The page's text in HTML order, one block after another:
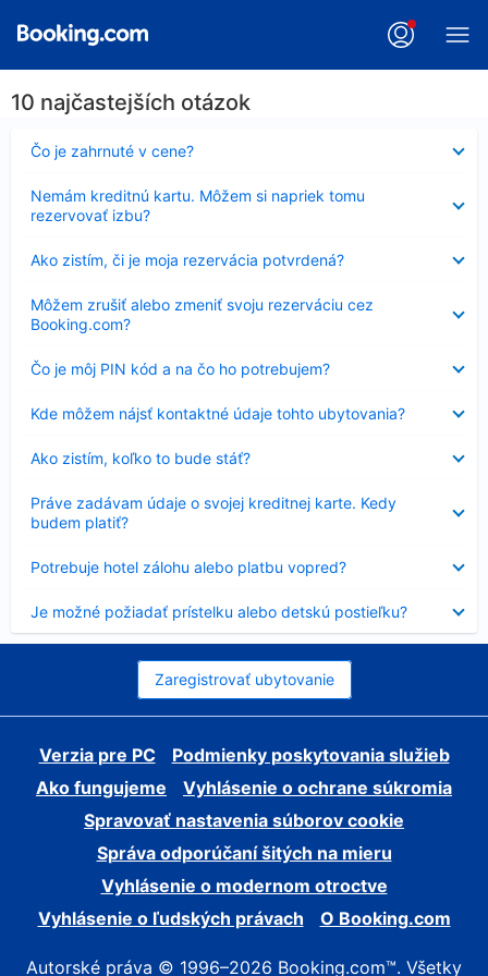
10 najčastejších otázok
Čo je zahrnuté v cene?
Nezobrazuje
sa
Nemám kreditnú kartu. Môžem si napriek tomu
rezervovať izbu?
sa
Ako zistím, či je moja rezervácia potvrdená?
sa
Môžem zrušiť alebo zmeniť svoju rezerváciu cez
Booking.com?
sa
Čo je môj PIN kód a na čo ho potrebujem?
Nezobrazuje
sa
Kde môžem nájsť kontaktné údaje tohto ubytovania?
sa
Ako zistím, koľko to bude stáť?
sa
Práve zadávam údaje o svojej kreditnej karte. Kedy
budem platiť?
sa
Potrebuje hotel zálohu alebo platbu vopred?
sa
Je možné požiadať prístelku alebo detskú postieľku?
sa
Zaregistrovať ubytovanie
Verzia pre PC
Podmienky poskytovania služieb
Ako fungujeme
Vyhlásenie o ochrane súkromia
Spravovať nastavenia súborov cookie
Správa odporúčaní šitých na mieru
Vyhlásenie o modernom otroctve
Vyhlásenie o ľudských právach
O Booking.com
Autorské práva © 1996–2026 Booking.com™. Všetky